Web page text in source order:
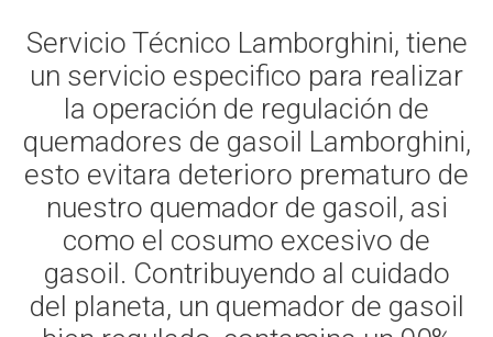
Servicio Técnico Lamborghini, tiene
un servicio especifico para realizar
la operación de regulación de
quemadores de gasoil Lamborghini,
esto evitara deterioro prematuro de
nuestro quemador de gasoil, asi
como el cosumo excesivo de
gasoil. Contribuyendo al cuidado
del planeta, un quemador de gasoil